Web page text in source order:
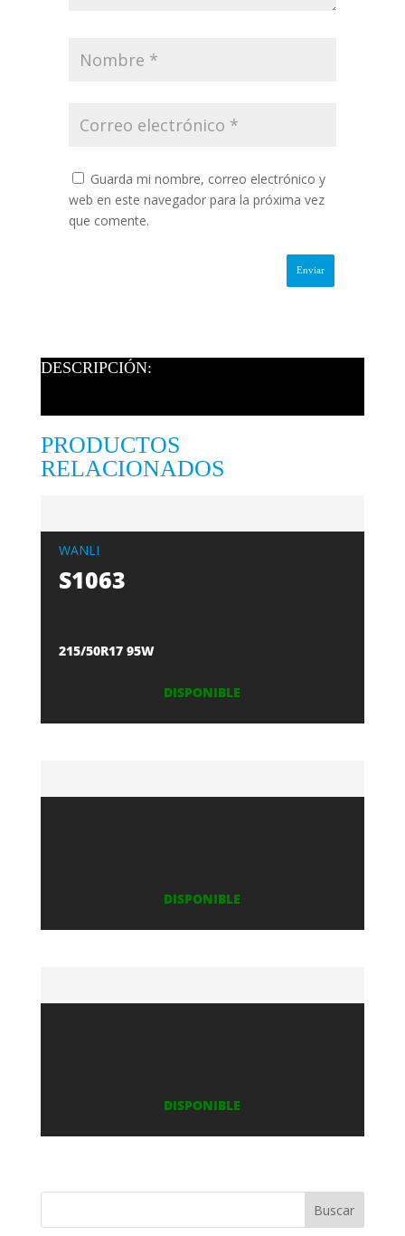
Guarda mi nombre, correo electrónico y
web en este navegador para la próxima vez
que comente.
DESCRIPCIÓN:
PRODUCTOS
RELACIONADOS
WANLI
S1063
215/50R17 95W
DISPONIBLE
DISPONIBLE
DISPONIBLE